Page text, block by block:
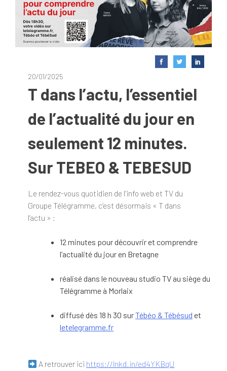
20/01/2025
T dans l’actu, l’essentiel
de l’actualité du jour en
seulement 12 minutes.
Sur TEBEO & TEBESUD
Le rendez-vous quotidien de l’info web et TV du
Groupe Télégramme, c’est désormais « T dans
l’actu » :
12 minutes pour découvrir et comprendre
l’actualité du jour en Bretagne
réalisé dans le nouveau studio TV au siège du
Télégramme à Morlaix
diffusé dès 18 h 30 surTébéo & Tébésud et
letelegramme.fr
A retrouver ici https://lnkd.in/ed4YKBqU